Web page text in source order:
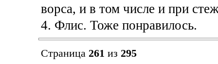
ворса, и в том числе и при
4. Флис. Тоже понравилось.
Страница 261 из 295